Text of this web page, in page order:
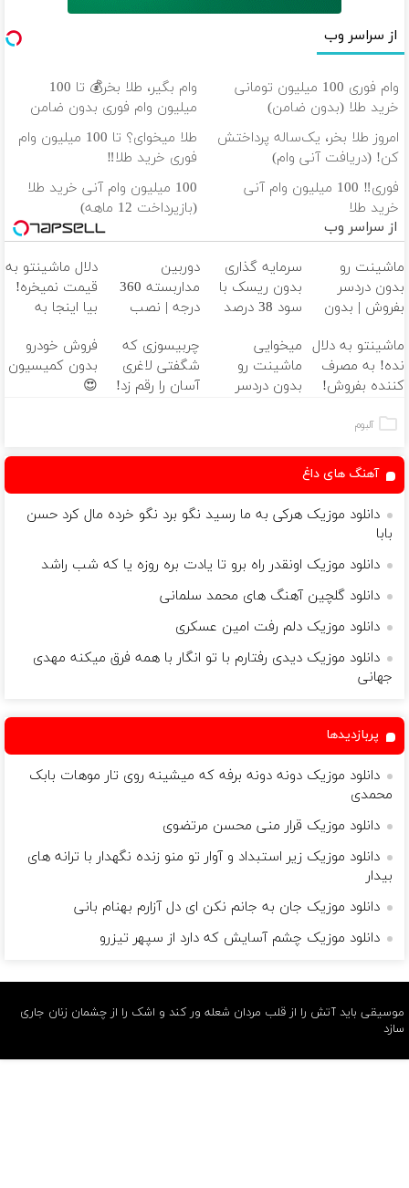
از سراسر وب
وام فوری 100 میلیون تومانی
خرید طلا (بدون ضامن)
وام بگیر، طلا بخر💰 تا 100
میلیون وام فوری بدون ضامن
امروز طلا بخر، یک‌ساله پرداختش
کن! (دریافت آنی وام)
طلا میخوای؟ تا 100 میلیون وام
فوری خرید طلا‼️
فوری‼️ 100 میلیون وام آنی
خرید طلا
100 میلیون وام آنی خرید طلا
(بازپرداخت 12 ماهه)
از سراسر وب
ماشینت رو
بدون دردسر
بفروش | بدون
سرمایه گذاری
بدون ریسک با
سود 38 درصد
دوربین
مداربسته 360
درجه | نصب
دلال ماشینتو به
قیمت نمیخره!
بیا اینجا به
بفروش*فقط
خریدار واقعی*
ماشینتو به دلال
نده! به مصرف
کننده بفروش!
یک تماس
میخوایی
ماشینت رو
بدون دردسر
چربیسوزی که
شگفتی لاغری
آسان را رقم زد!
فروش خودرو
بدون کمیسیون
😍
آلبوم
آهنگ های داغ
دانلود موزیک هرکی به ما رسید نگو برد نگو خرده مال کرد حسن
بابا
دانلود موزیک اونقدر راه برو تا یادت بره روزه یا که شب راشد
دانلود گلچین آهنگ های محمد سلمانی
دانلود موزیک دلم رفت امین عسکری
دانلود موزیک دیدی رفتارم با تو انگار با همه فرق میکنه مهدی
جهانی
پربازدیدها
دانلود موزیک دونه دونه برفه که میشینه روی تار موهات بابک
محمدی
دانلود موزیک قرار منی محسن مرتضوی
دانلود موزیک زیر استبداد و آوار تو منو زنده نگهدار با ترانه های
بیدار
دانلود موزیک جان به جانم نکن ای دل آزارم بهنام بانی
دانلود موزیک چشم آسایش که دارد از سپهر تیزرو
موسیقی باید آتش را از قلب مردان شعله ور کند و اشک را از چشمان زنان جاری
سازد